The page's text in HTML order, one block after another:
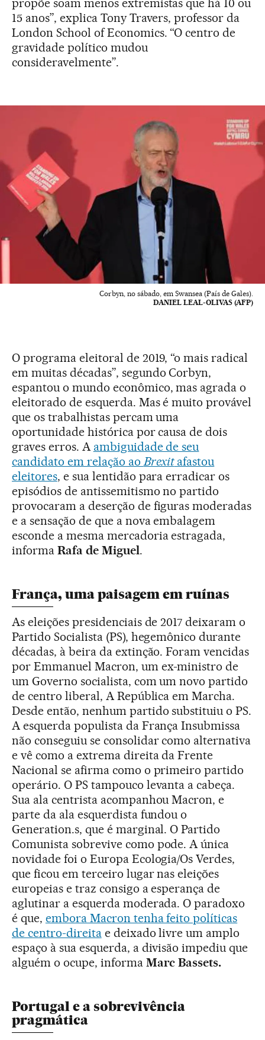
propõe soam menos extremistas que há 10 ou
15 anos”, explica Tony Travers, professor da
London School of Economics. “O centro de
gravidade político mudou
consideravelmente”.
Corbyn, no sábado, em Swansea (País de Gales).
DANIEL LEAL-OLIVAS (AFP)
O programa eleitoral de 2019, “o mais radical
em muitas décadas”, segundo Corbyn,
espantou o mundo econômico, mas agrada o
eleitorado de esquerda. Mas é muito provável
que os trabalhistas percam uma
oportunidade histórica por causa de dois
graves erros. A ambiguidade de seu
candidato em relação aoBrexitafastou
eleitores, e sua lentidão para erradicar os
episódios de antissemitismo no partido
provocaram a deserção de figuras moderadas
e a sensação de que a nova embalagem
esconde a mesma mercadoria estragada,
informa Rafa de Miguel.
França, uma paisagem em ruínas
As eleições presidenciais de 2017 deixaram o
Partido Socialista (PS), hegemônico durante
décadas, à beira da extinção. Foram vencidas
por Emmanuel Macron, um ex-ministro de
um Governo socialista, com um novo partido
de centro liberal, A República em Marcha.
Desde então, nenhum partido substituiu o PS.
A esquerda populista da França Insubmissa
não conseguiu se consolidar como alternativa
e vê como a extrema direita da Frente
Nacional se afirma como o primeiro partido
operário. O PS tampouco levanta a cabeça.
Sua ala centrista acompanhou Macron, e
parte da ala esquerdista fundou o
Generation.s, que é marginal. O Partido
Comunista sobrevive como pode. A única
novidade foi o Europa Ecologia/Os Verdes,
que ficou em terceiro lugar nas eleições
europeias e traz consigo a esperança de
aglutinar a esquerda moderada. O paradoxo
é que, embora Macron tenha feito políticas
de centro-direitae deixado livre um amplo
espaço à sua esquerda, a divisão impediu que
alguém o ocupe, informa Marc Bassets.
Portugal e a sobrevivência
pragmática